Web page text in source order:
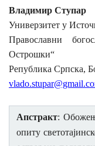
Архив
КОНТАКТ
Језик
English Српски
Владимир Ступар
Универзитет у
Православни
Острошки“
Република Српска,
Апстракт:
опиту